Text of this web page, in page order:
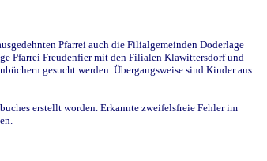
Pfarrei auch die Filialgemeinden Doderlage
Pfarrei Freudenfier mit den Filialen Klawittersdorf und
gesucht werden. Übergangsweise sind Kinder aus
erstellt worden. Erkannte zweifelsfreie Fehler im